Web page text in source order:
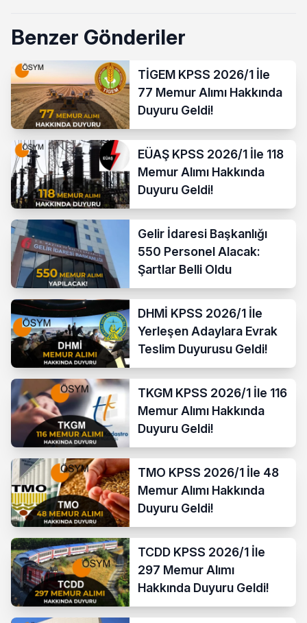
Benzer Gönderiler
TİGEM KPSS 2026/1 İle
77 Memur Alımı Hakkında
Duyuru Geldi!
EÜAŞ KPSS 2026/1 İle 118
Memur Alımı Hakkında
Duyuru Geldi!
Gelir İdaresi Başkanlığı
550 Personel Alacak:
Şartlar Belli Oldu
DHMİ KPSS 2026/1 İle
Yerleşen Adaylara Evrak
Teslim Duyurusu Geldi!
TKGM KPSS 2026/1 İle 116
Memur Alımı Hakkında
Duyuru Geldi!
TMO KPSS 2026/1 İle 48
Memur Alımı Hakkında
Duyuru Geldi!
TCDD KPSS 2026/1 İle
297 Memur Alımı
Hakkında Duyuru Geldi!